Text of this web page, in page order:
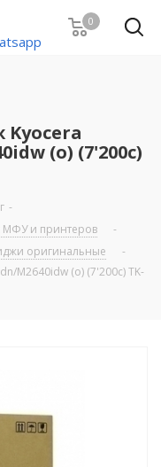
0
(о) (7'200с)
-
МФУ и принтеров
-
оригинальные
-
M2640idw (о) (7'200с) TK-